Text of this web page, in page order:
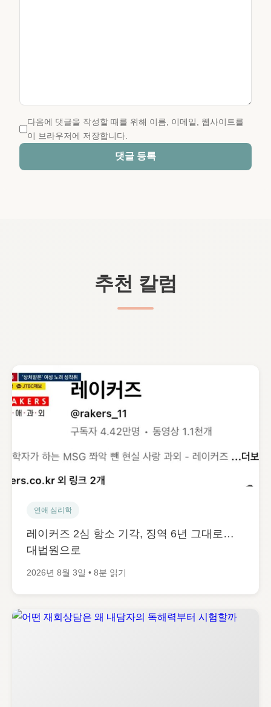
다음에 댓글을 작성할 때를 위해 이름, 이메일, 웹사이트를
이 브라우저에 저장합니다.
댓글 등록
추천 칼럼
연애 심리학
레이커즈 2심 항소 기각, 징역 6년 그대로…
대법원으로
2026년 8월 3일 • 8분 읽기